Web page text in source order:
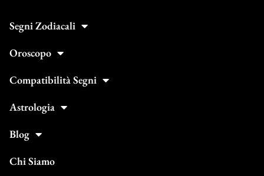
Segni Zodiacali
Oroscopo
Compatibilità Segni
Astrologia
Blog
Chi Siamo